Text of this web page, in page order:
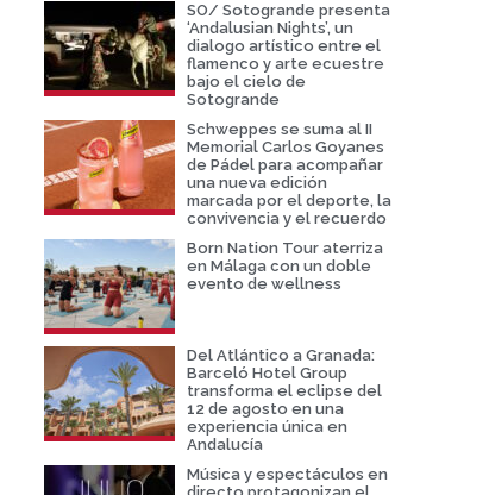
SO/ Sotogrande presenta
‘Andalusian Nights’, un
dialogo artístico entre el
flamenco y arte ecuestre
bajo el cielo de
Sotogrande
Schweppes se suma al II
Memorial Carlos Goyanes
de Pádel para acompañar
una nueva edición
marcada por el deporte, la
convivencia y el recuerdo
Born Nation Tour aterriza
en Málaga con un doble
evento de wellness
Del Atlántico a Granada:
Barceló Hotel Group
transforma el eclipse del
12 de agosto en una
experiencia única en
Andalucía
Música y espectáculos en